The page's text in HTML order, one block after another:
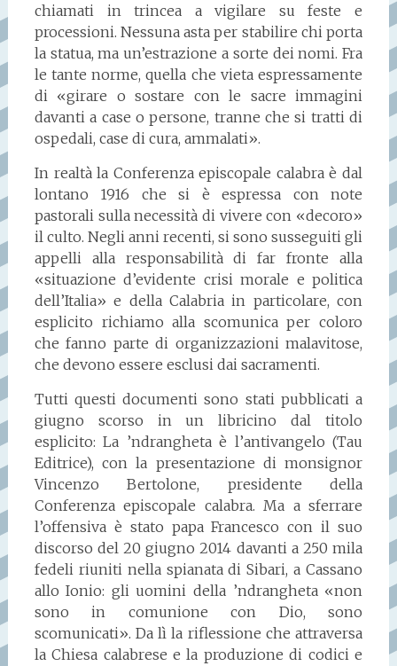
chiamati in trincea a vigilare su feste e
processioni. Nessuna asta per stabilire chi porta
la statua, ma un’estrazione a sorte dei nomi. Fra
le tante norme, quella che vieta espressamente
di «girare o sostare con le sacre immagini
davanti a case o persone, tranne che si tratti di
ospedali, case di cura, ammalati».
In realtà la Conferenza episcopale calabra è dal
lontano 1916 che si è espressa con note
pastorali sulla necessità di vivere con «decoro»
il culto. Negli anni recenti, si sono susseguiti gli
appelli alla responsabilità di far fronte alla
«situazione d’evidente crisi morale e politica
dell’Italia» e della Calabria in particolare, con
esplicito richiamo alla scomunica per coloro
che fanno parte di organizzazioni malavitose,
che devono essere esclusi dai sacramenti.
Tutti questi documenti sono stati pubblicati a
giugno scorso in un libricino dal titolo
esplicito: La ’ndrangheta è l’antivangelo (Tau
Editrice), con la presentazione di monsignor
Vincenzo Bertolone, presidente della
Conferenza episcopale calabra. Ma a sferrare
l’offensiva è stato papa Francesco con il suo
discorso del 20 giugno 2014 davanti a 250 mila
fedeli riuniti nella spianata di Sibari, a Cassano
allo Ionio: gli uomini della ’ndrangheta «non
sono in comunione con Dio, sono
scomunicati». Da lì la riflessione che attraversa
la Chiesa calabrese e la produzione di codici e